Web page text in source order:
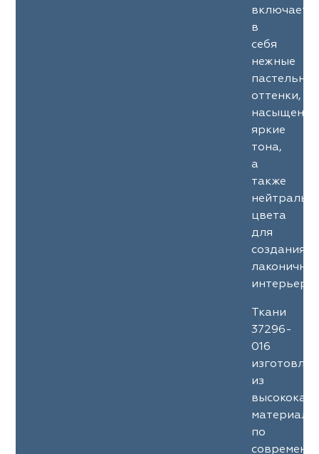
включает
в
себя
нежные
оттенки,
яркие
тона,
а
также
цвета
для
создания
Ткани
37296-
016
из
по